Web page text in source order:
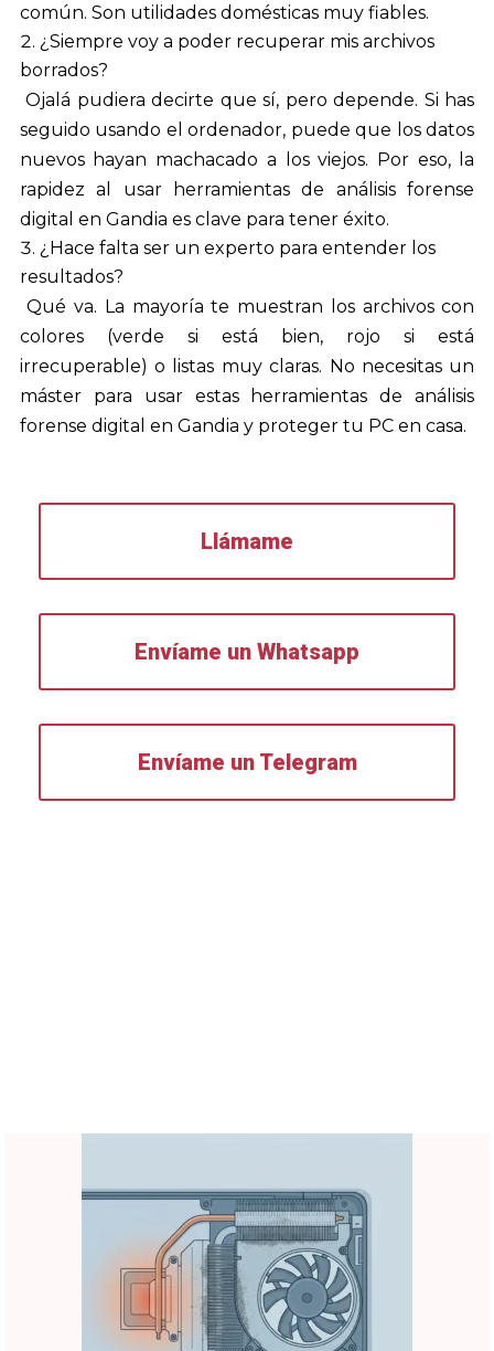
común. Son utilidades domésticas muy fiables.
¿Siempre voy a poder recuperar mis archivos
borrados?
Ojalá pudiera decirte que sí, pero depende. Si has
seguido usando el ordenador, puede que los datos
nuevos hayan machacado a los viejos. Por eso, la
rapidez al usar herramientas de análisis forense
digital en Gandia es clave para tener éxito.
¿Hace falta ser un experto para entender los
resultados?
Qué va. La mayoría te muestran los archivos con
colores (verde si está bien, rojo si está
irrecuperable) o listas muy claras. No necesitas un
máster para usar estas herramientas de análisis
forense digital en Gandia y proteger tu PC en casa.
Llámame
Envíame un Whatsapp
Envíame un Telegram